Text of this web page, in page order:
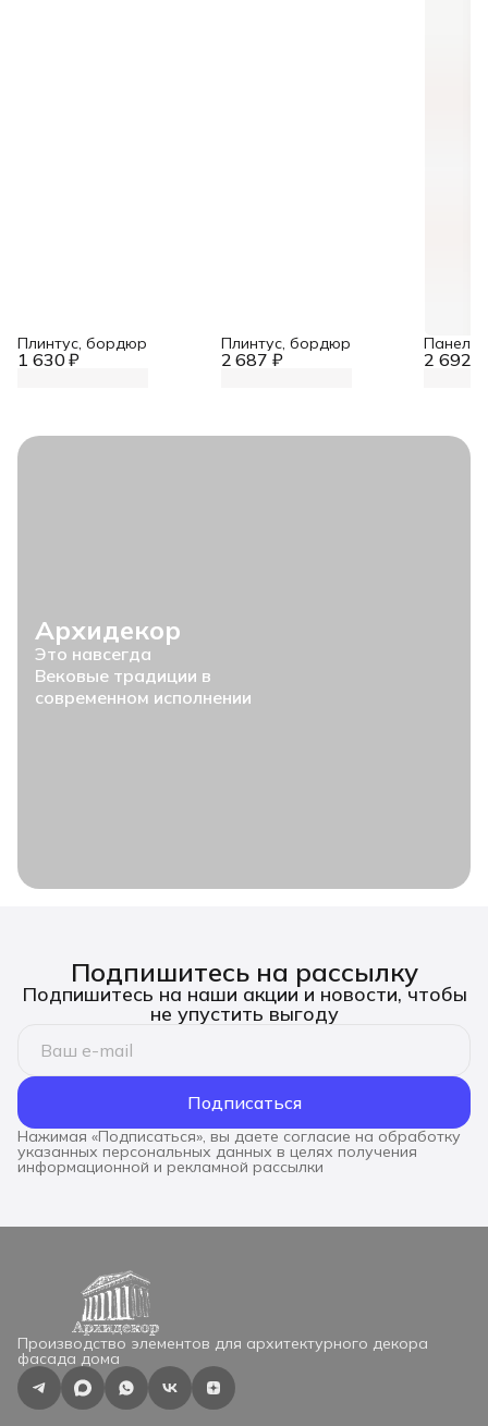
1 630 ₽
Плинтус, бордюр
2 687 ₽
Плинтус, бордюр
2 692 ₽
Панель
Архидекор
Это навсегда
Вековые традиции в
современном исполнении
Подпишитесь на рассылку
Подпишитесь на наши акции и новости, чтобы
не упустить выгоду
Подписаться
Нажимая «Подписаться», вы даете согласие на обработку
указанных персональных данных в целях получения
информационной и рекламной рассылки
Производство элементов для архитектурного декора
фасада дома